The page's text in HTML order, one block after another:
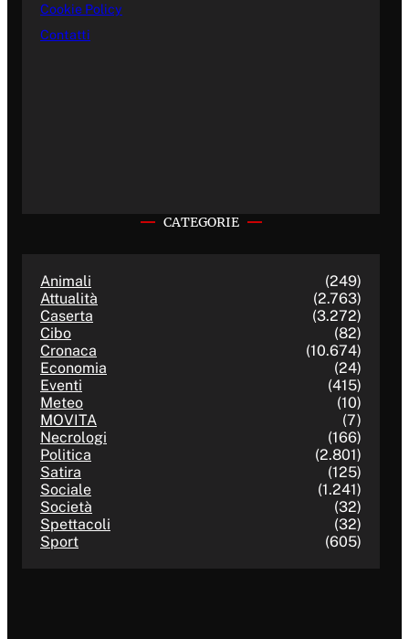
Cookie Policy
Contatti
CATEGORIE
Animali
(249)
Attualità
(2.763)
Caserta
(3.272)
Cibo
(82)
Cronaca
(10.674)
Economia
(24)
Eventi
(415)
Meteo
(10)
MOVITA
(7)
Necrologi
(166)
Politica
(2.801)
Satira
(125)
Sociale
(1.241)
Società
(32)
Spettacoli
(32)
Sport
(605)